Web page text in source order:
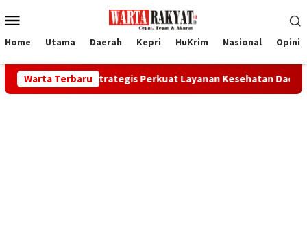
ke
Mobile
Home Utama Daerah Kepri HuKrim Nasional Opini
Warta Terbaru
Strategis Perkuat Layanan Kesehatan Daerah